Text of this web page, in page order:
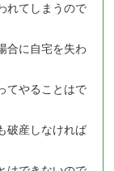
れてしまうので
合に自宅を失わ
てやることはで
破産しなければ